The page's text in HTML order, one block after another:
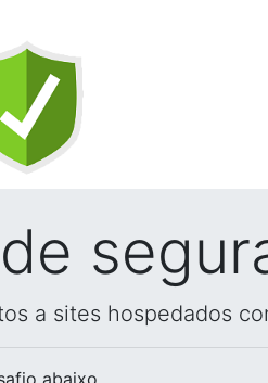
a sites hospedados
abaixo.